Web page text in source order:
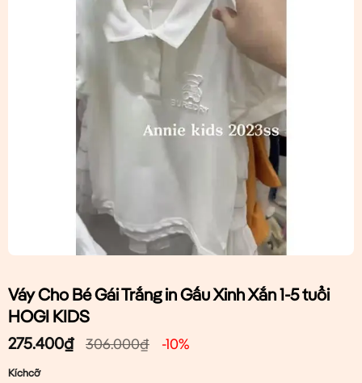
Váy Cho Bé Gái Trắng in Gấu Xinh Xắn 1-5 tuổi
HOGI KIDS
275.400₫ 306.000₫ -10%
Kíchcỡ